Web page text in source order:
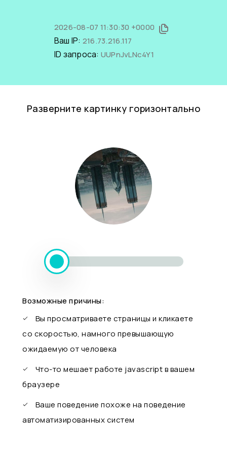
2026-08-07 11:30:30 +0000
Ваш IP: 216.73.216.117
ID запроса: UUPnJvLNc4Y1
Разверните картинку горизонтально
Возможные причины:
Вы просматриваете страницы и кликаете
со скоростью, намного превышающую
ожидаемую от человека
Что-то мешает работе javascript в вашем
браузере
Ваше поведение похоже на поведение
автоматизированных систем